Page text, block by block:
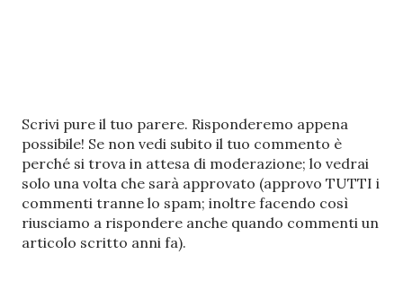
P
o
s
t
a
u
n
Scrivi pure il tuo parere. Risponderemo appena
possibile! Se non vedi subito il tuo commento è
perché si trova in attesa di moderazione; lo vedrai
solo una volta che sarà approvato (approvo TUTTI i
commenti tranne lo spam; inoltre facendo così
riusciamo a rispondere anche quando commenti un
articolo scritto anni fa).